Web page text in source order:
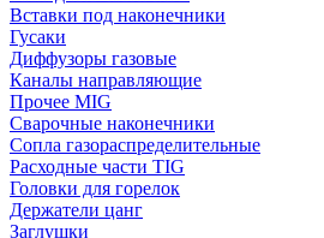
Вставки под наконечники
Гусаки
Диффузоры газовые
Каналы направляющие
Прочее MIG
Сварочные наконечники
Сопла газораспределительные
Расходные части TIG
Головки для горелок
Держатели цанг
Заглушки